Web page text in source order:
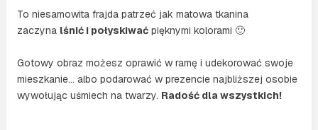
To niesamowita frajda patrzeć jak matowa tkanina
zaczyna lśnić i połyskiwaćpięknymi kolorami 🙂
Gotowy obraz możesz oprawić w ramę i udekorować swoje
mieszkanie… albo podarować w prezencie najbliższej osobie
wywołując uśmiech na twarzy. Radość dla wszystkich!